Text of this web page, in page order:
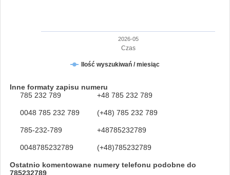
Czas
Ilość wyszukiwań / miesiąc
2026-05
Inne formaty zapisu numeru
785 232 789
+48 785 232 789
0048 785 232 789 (+48) 785 232 789
785-232-789 +48785232789
0048785232789 (+48)785232789
Ostatnio komentowane numery telefonu podobne do
785232789